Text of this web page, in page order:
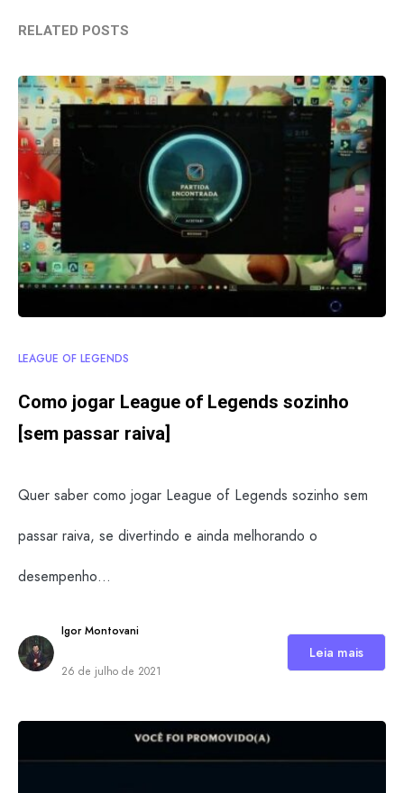
RELATED POSTS
LEAGUE OF LEGENDS
Como jogar League of Legends sozinho
[sem passar raiva]
Quer saber como jogar League of Legends sozinho sem
passar raiva, se divertindo e ainda melhorando o
desempenho…
Igor Montovani
26 de julho de 2021
Leia mais